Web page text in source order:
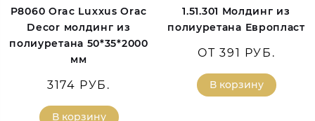
P8060 Orac Luxxus Orac
Decor молдинг из
полиуретана 50*35*2000
мм
3174 РУБ.
В корзину
1.51.301 Молдинг из
полиуретана Европласт
ОТ 391 РУБ.
В корзину